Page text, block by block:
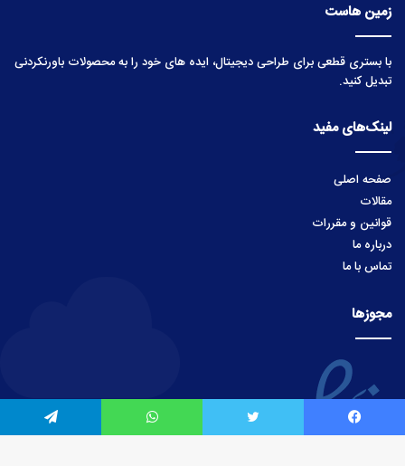
زمین هاست
با بستری قطعی برای طراحی دیجیتال، ایده های خود را به محصولات باورنکردنی
تبدیل کنید.
لینک‌های مفید
صفحه اصلی
مقالات
قوانین و مقررات
درباره ما
تماس با ما
مجوزها
فیس بوک توییتر واتس آپ تلگرام